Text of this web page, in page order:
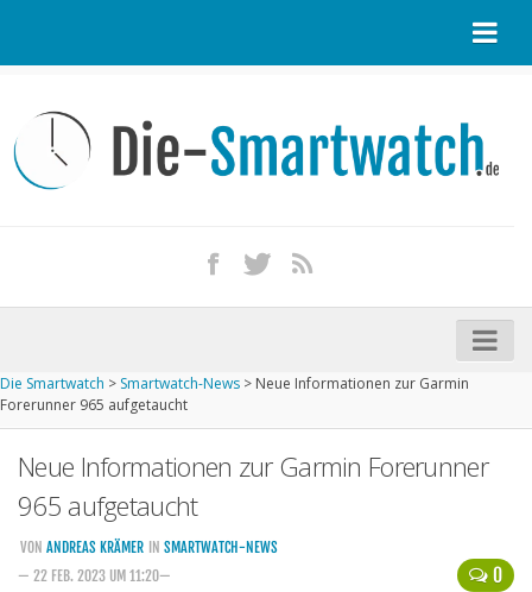
Kontakt / Tipp geben
Impressum
iPhone kaufen
Startseite
Kommende Smartwatches
Marken und Modelle
Handytarife
Die Smartwatch > Smartwatch-News > Neue Informationen zur Garmin
Forerunner 965 aufgetaucht
Neue Informationen zur Garmin Forerunner
965 aufgetaucht
0
VON ANDREAS KRÄMER IN SMARTWATCH-NEWS
— 22 FEB. 2023 UM 11:20—